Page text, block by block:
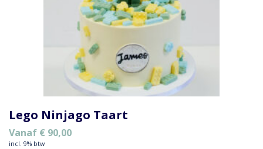
Lego Ninjago Taart
Vanaf € 90,00
incl. 9% btw